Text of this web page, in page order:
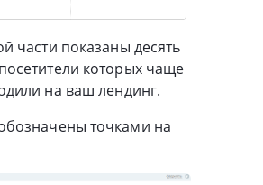
части показаны десять
которых чаще
на ваш лендинг.
точками на